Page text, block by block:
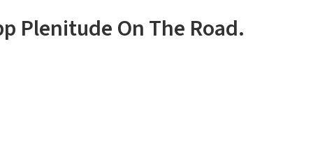
Plenitude On The Road.